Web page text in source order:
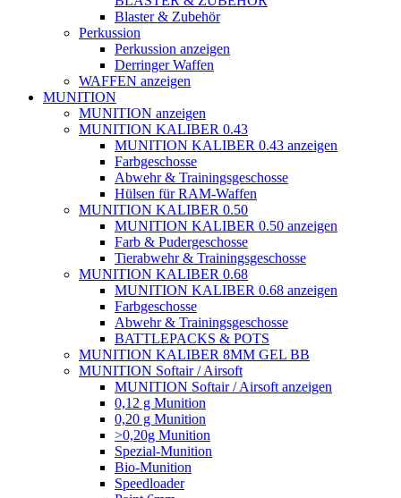
Blaster & Zubehör
Perkussion
Perkussion anzeigen
Derringer Waffen
WAFFEN anzeigen
MUNITION
MUNITION anzeigen
MUNITION KALIBER 0.43
MUNITION KALIBER 0.43 anzeigen
Farbgeschosse
Abwehr & Trainingsgeschosse
Hülsen für RAM-Waffen
MUNITION KALIBER 0.50
MUNITION KALIBER 0.50 anzeigen
Farb & Pudergeschosse
Tierabwehr & Trainingsgeschosse
MUNITION KALIBER 0.68
MUNITION KALIBER 0.68 anzeigen
Farbgeschosse
Abwehr & Trainingsgeschosse
BATTLEPACKS & POTS
MUNITION KALIBER 8MM GEL BB
MUNITION Softair / Airsoft
MUNITION Softair / Airsoft anzeigen
0,12 g Munition
0,20 g Munition
>0,20g Munition
Spezial-Munition
Bio-Munition
Speedloader